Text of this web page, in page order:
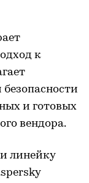
к
и готовых
вендора.
линейку